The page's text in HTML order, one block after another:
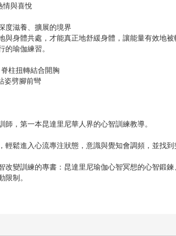
情與喜悅
度滋養、擴展的境界
身體共處，才能真正地舒緩身體，讓能量有效地被
的瑜伽練習。
柱扭轉結合開胸
姿劈腳前彎
，第一本昆達里尼華人界的心智訓練教導。
鬆進入心流專注狀態，意識與覺知會調頻，並找到
變訓練的專書：昆達里尼瑜伽心智冥想的心智鍛
限制。